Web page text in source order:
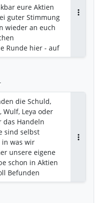
eure Aktien
guter Stimmung
wieder an euch
Runde hier - auf
Ich für
für
und wäge
keinen
Ende egal, da
damit meine
geändert
erreichten 0,35€
für mich
zählt der
Erreichen der
Bis
die Schuld,
Wulf, Leya oder
Handeln
sind selbst
was wir
unsere eigene
schon in Aktien
Befunden
nix. Aber es ist
hier allen